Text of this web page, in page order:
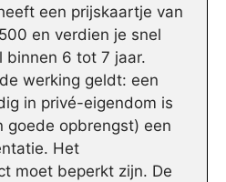
een prijskaartje van
en verdien je snel
binnen 6 tot 7 jaar.
werking geldt: een
in privé-eigendom is
goede opbrengst) een
Het
moet beperkt zijn. De